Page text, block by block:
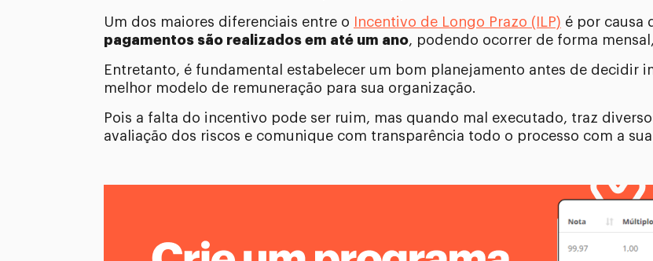
Um dos maiores diferenciais entre o Incentivo de Longo Prazo (ILP) é por causa
pagamentos são realizados em até um ano, podendo ocorrer de forma
Entretanto, é fundamental estabelecer um bom planejamento antes de decidir
melhor modelo de remuneração para sua organização.
Pois a falta do incentivo pode ser ruim, mas quando mal executado, traz
avaliação dos riscos e comunique com transparência todo o processo com a